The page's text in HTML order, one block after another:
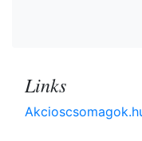
Links